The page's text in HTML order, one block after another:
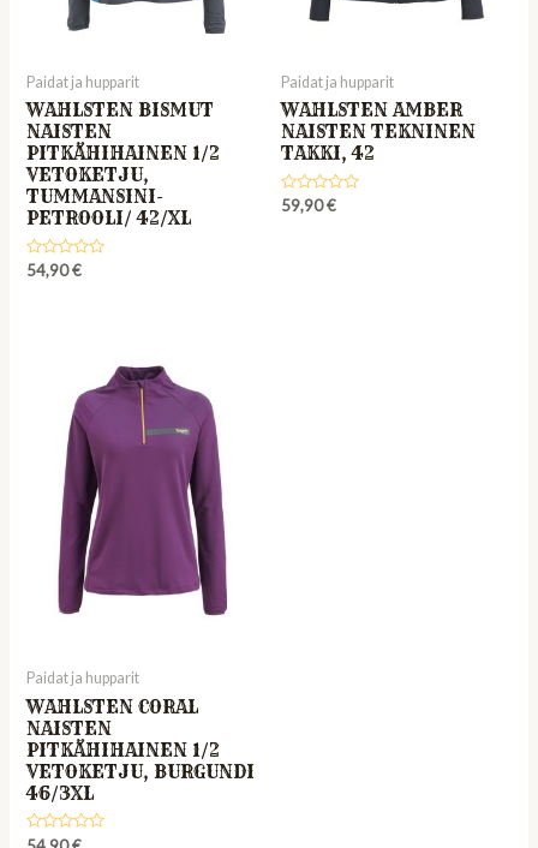
Paidat ja hupparit
WAHLSTEN BISMUT
NAISTEN
PITKÄHIHAINEN 1/2
VETOKETJU,
TUMMANSINI-
PETROOLI/ 42/XL
Rated
54,90€
Paidat ja hupparit
WAHLSTEN AMBER
NAISTEN TEKNINEN
TAKKI, 42
Rated
59,90€
Paidat ja hupparit
WAHLSTEN CORAL
NAISTEN
PITKÄHIHAINEN 1/2
VETOKETJU, BURGUNDI
46/3XL
Rated